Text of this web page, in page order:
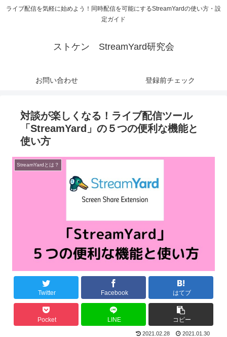
ライブ配信を気軽に始めよう！同時配信を可能にするStreamYardの使い方・設
定ガイド
ストケン StreamYard研究会
お問い合わせ 登録前チェック
対談が楽しくなる！ライブ配信ツール
「StreamYard」の５つの便利な機能と
使い方
StreamYardとは？
Twitter Facebook はてブ
Pocket LINE コピー
2021.02.28 2021.01.30